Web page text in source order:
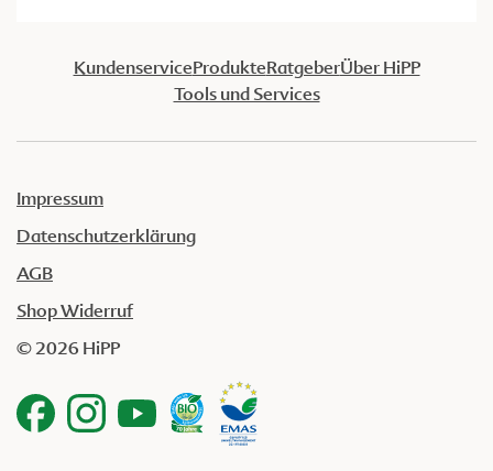
KundenserviceProdukteRatgeberÜber HiPP
Tools und Services
Impressum
Datenschutzerklärung
AGB
Shop Widerruf
© 2026 HiPP